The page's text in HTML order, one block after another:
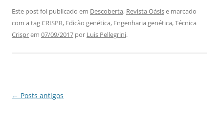
c
e
k
at
s
k
e
e
gr
ai
l
ar
e
Este post foi publicado em Descoberta, Revista Oásise marcado
com a tagCRISPR, Edicão genética, Engenharia genética,Técnica
Crisprem 07/09/2017 por Luis Pellegrini.
Navegação
← Posts antigos